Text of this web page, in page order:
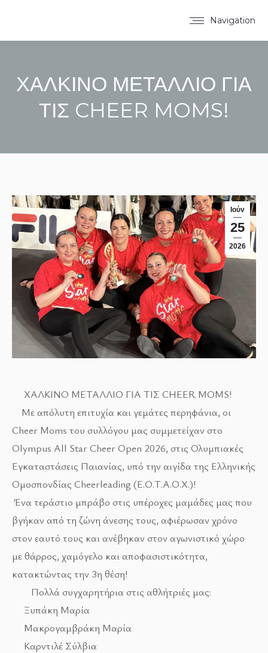
Navigation
ΧΑΛΚΙΝΟ ΜΕΤΑΛΛΙΟ ΓΙΑ
ΤΙΣ CHEER MOMS!
Ιούν
25
2026
ΧΑΛΚΙΝΟ ΜΕΤΑΛΛΙΟ ΓΙΑ ΤΙΣ CHEER MOMS!
Με απόλυτη επιτυχία και γεμάτες περηφάνια, οι
Cheer Moms του συλλόγου μας συμμετείχαν στο
Olympus All Star Cheer Open 2026, στις Ολυμπιακές
Εγκαταστάσεις Παιανίας, υπό την αιγίδα της Ελληνικής
Ομοσπονδίας Cheerleading (Ε.Ο.Τ.Α.Ο.Χ.)!
Ένα τεράστιο μπράβο στις υπέροχες μαμάδες μας που
βγήκαν από τη ζώνη άνεσης τους, αφιέρωσαν χρόνο
στον εαυτό τους και ανέβηκαν στον αγωνιστικό χώρο
με θάρρος, χαμόγελο και αποφασιστικότητα,
κατακτώντας την 3η θέση!
Πολλά συγχαρητήρια στις αθλήτριές μας:
Ξυπάκη Μαρία
Μακρογαμβράκη Μαρία
Καρντιλέ Σύλβια